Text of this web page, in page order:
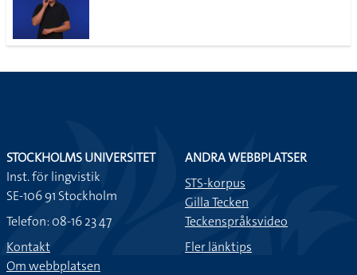
STOCKHOLMS UNIVERSITET
Inst. för lingvistik
SE-106 91 Stockholm
Telefon: 08-16 23 47
Kontakt
Om webbplatsen
ANDRA WEBBPLATSER
STS-korpus
Gilla Tecken
Teckenspråksvideo
Fler länktips